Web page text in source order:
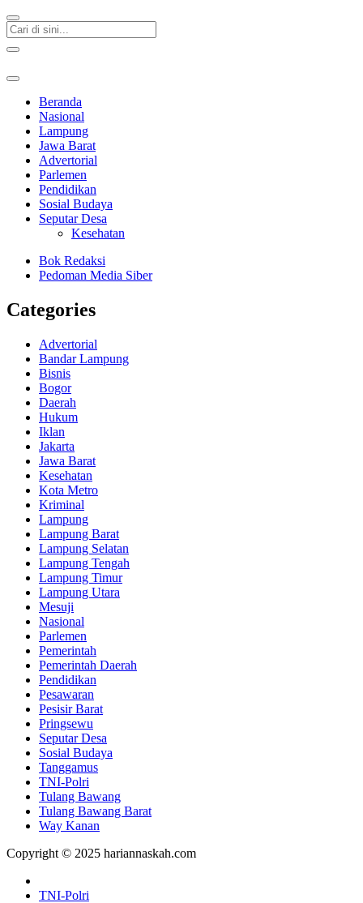
Beranda
Nasional
Lampung
Jawa Barat
Advertorial
Parlemen
Pendidikan
Sosial Budaya
Seputar Desa
Kesehatan
Bok Redaksi
Pedoman Media Siber
Categories
Advertorial
Bandar Lampung
Bisnis
Bogor
Daerah
Hukum
Iklan
Jakarta
Jawa Barat
Kesehatan
Kota Metro
Kriminal
Lampung
Lampung Barat
Lampung Selatan
Lampung Tengah
Lampung Timur
Lampung Utara
Mesuji
Nasional
Parlemen
Pemerintah
Pemerintah Daerah
Pendidikan
Pesawaran
Pesisir Barat
Pringsewu
Seputar Desa
Sosial Budaya
Tanggamus
TNI-Polri
Tulang Bawang
Tulang Bawang Barat
Way Kanan
Copyright © 2025 hariannaskah.com
TNI-Polri